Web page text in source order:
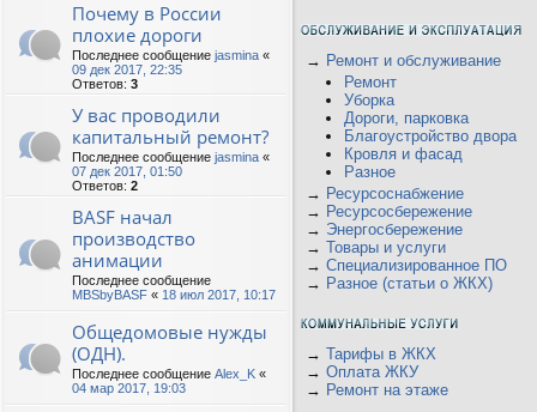
Почему в России
плохие дороги
Последнее сообщение jasmina «
09 дек 2017, 22:35
Ответов: 3
У вас проводили
капитальный ремонт?
Последнее сообщение jasmina «
07 дек 2017, 01:50
Ответов: 2
BASF начал
производство
анимации
Последнее сообщение
MBSbyBASF « 18 июл 2017, 10:17
Общедомовые нужды
(ОДН).
Последнее сообщение Alex_K «
04 мар 2017, 19:03
→ Ремонт и обслуживание
Ремонт
Уборка
Дороги, парковка
Благоустройство двора
Кровля и фасад
Разное
→ Ресурсоснабжение
→ Ресурсосбережение
→ Энергосбережение
→ Товары и услуги
→ Специализированное ПО
→ Разное (статьи о ЖКХ)
→ Тарифы в ЖКХ
→ Оплата ЖКУ
→ Ремонт на этаже